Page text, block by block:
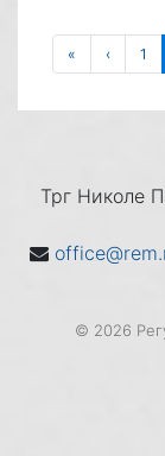
« ‹ 1
Трг Николе
© 2026